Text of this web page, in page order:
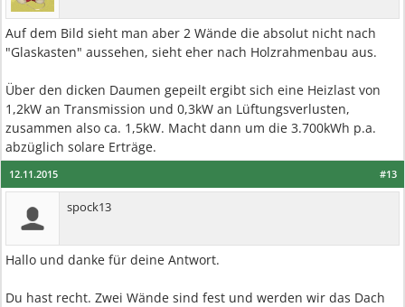
Auf dem Bild sieht man aber 2 Wände die absolut nicht nach
"Glaskasten" aussehen, sieht eher nach Holzrahmenbau aus.
Über den dicken Daumen gepeilt ergibt sich eine Heizlast von
1,2kW an Transmission und 0,3kW an Lüftungsverlusten,
zusammen also ca. 1,5kW. Macht dann um die 3.700kWh p.a.
abzüglich solare Erträge.
#13
12.11.2015
spock13
Hallo und danke für deine Antwort.
Du hast recht. Zwei Wände sind fest und werden wir das Dach